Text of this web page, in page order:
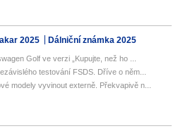
2025 Dálniční známka 2025
Golf ve verzi „Kupujte, než ho ...
testování FSDS. Dříve o něm...
modely vyvinout externě. Překvapivě n...